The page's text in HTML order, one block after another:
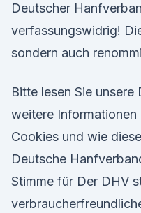
Deutscher
verfassungswidrig!
sondern auch
Bitte lesen Sie
weitere
Cookies und wie
Deutsche
Stimme für Der DHV